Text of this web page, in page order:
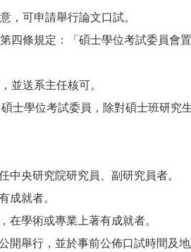
，可申請舉行論文口試。
四條規定：「碩士學位考試委員會
並送系主任核可。
士學位考試委員，除對碩士班研究
央研究院研究員、副研究員者。
成就者。
學術或專業上著有成就者。
舉行，並於事前公佈口試時間及地